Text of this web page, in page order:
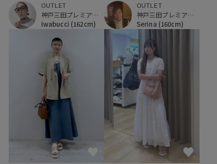
OUTLET
神戸三田プレミアム・アウトレット
Iwabucci (162cm)
OUTLET
神戸三田プレミアム・アウトレット
Serina (160cm)